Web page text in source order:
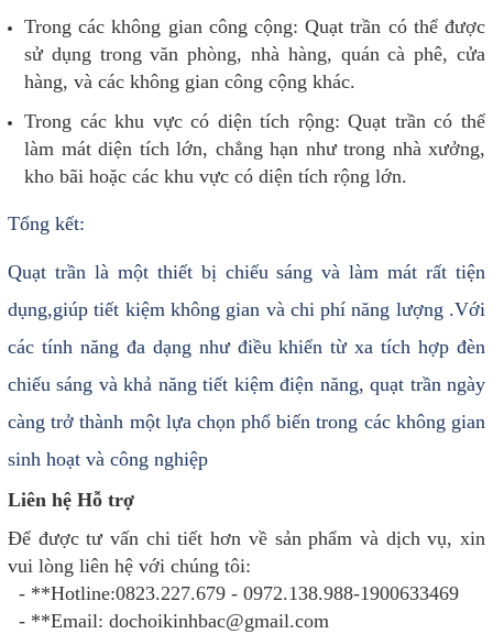
Trong các không gian công cộng: Quạt trần có thể được
sử dụng trong văn phòng, nhà hàng, quán cà phê, cửa
hàng, và các không gian công cộng khác.
Trong các khu vực có diện tích rộng: Quạt trần có thể
làm mát diện tích lớn, chẳng hạn như trong nhà xưởng,
kho bãi hoặc các khu vực có diện tích rộng lớn.
Tổng kết:
Quạt trần là một thiết bị chiếu sáng và làm mát rất tiện
dụng,giúp tiết kiệm không gian và chi phí năng lượng .Với
các tính năng đa dạng như điều khiển từ xa tích hợp đèn
chiếu sáng và khả năng tiết kiệm điện năng, quạt trần ngày
càng trở thành một lựa chọn phổ biến trong các không gian
sinh hoạt và công nghiệp
Liên hệ Hỗ trợ
Để được tư vấn chi tiết hơn về sản phẩm và dịch vụ, xin
vui lòng liên hệ với chúng tôi:
- **Hotline:0823.227.679 - 0972.138.988-1900633469
- **Email: dochoikinhbac@gmail.com